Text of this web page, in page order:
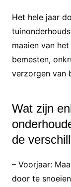
Het hele jaar
maaien van
bemesten,
verzorgen van
Wat zijn
de
– Voorjaar:
door te